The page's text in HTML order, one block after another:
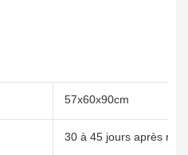
57x60x90cm
30 à 45 jours après